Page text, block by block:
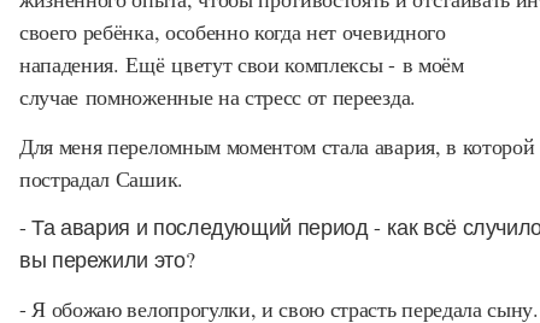
своего ребёнка, особенно когда нет очевидного
нападения. Ещё цветут свои комплексы - в моём
случае помноженные на стресс от переезда.
Для меня переломным моментом стала авария, в которой
пострадал Сашик.
- Та авария и последующий период - как всё
вы пережили это?
- Я обожаю велопрогулки, и свою страсть передала